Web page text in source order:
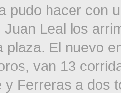
pudo hacer con
Juan Leal los
plaza. El nuevo
van 13
y Ferreras a dos